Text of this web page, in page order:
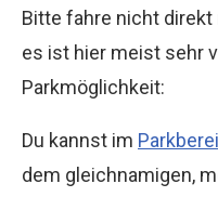
Bitte fahre nicht
es ist hier meist sehr
Parkmöglichkeit:
Du kannst im
dem gleichnamigen,